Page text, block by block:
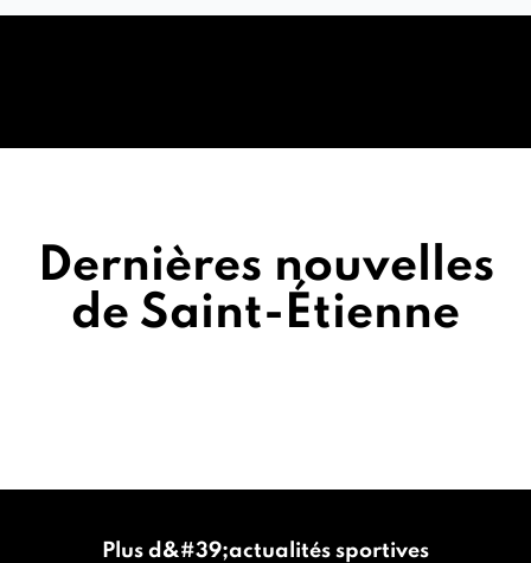
Dernières nouvelles
de Saint-Étienne
Plus d&#39;actualités sportives